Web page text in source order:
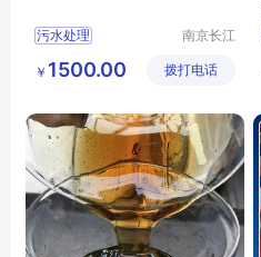
污水处理
污水处理行情
南京长江
科技有限
￥ 1500.00 拨打电话